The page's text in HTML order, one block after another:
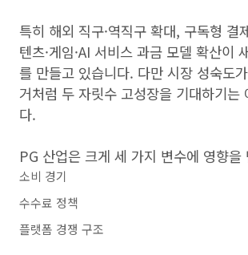
특히 해외 직구·역직구 확대, 구독형 결
텐츠·게임·AI 서비스 과금 모델 확산이
를 만들고 있습니다. 다만 시장 성숙도
거처럼 두 자릿수 고성장을 기대하기는
다.
PG 산업은 크게 세 가지 변수에 영향을
소비 경기
수수료 정책
플랫폼 경쟁 구조